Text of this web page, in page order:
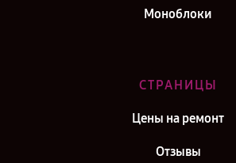
Моноблоки
СТРАНИЦЫ
Цены на ремонт
Отзывы